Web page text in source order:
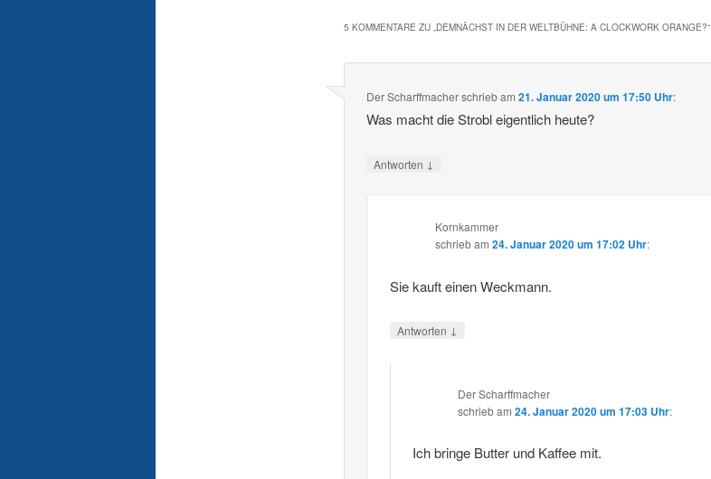
5 KOMMENTARE ZU „DEMNÄCHST IN DER WELTBÜHNE: A CLOCKWORK ORANGE?“
Der Scharffmacherschriebam21. Januar 2020 um 17:50 Uhr:
Was macht die Strobl eigentlich heute?
Antworten ↓
Kornkammer
schriebam 24. Januar 2020 um 17:02 Uhr:
Sie kauft einen Weckmann.
Antworten ↓
Der Scharffmacher
schriebam 24. Januar 2020 um 17:03 Uhr:
Ich bringe Butter und Kaffee mit.